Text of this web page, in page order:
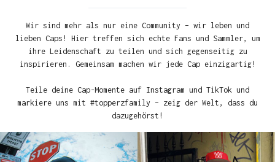
Wir sind mehr als nur eine Community – wir leben und
lieben Caps! Hier treffen sich echte Fans und Sammler, um
ihre Leidenschaft zu teilen und sich gegenseitig zu
inspirieren. Gemeinsam machen wir jede Cap einzigartig!
Teile deine Cap-Momente auf Instagram und TikTok und
markiere uns mit #topperzfamily – zeig der Welt, dass du
dazugehörst!